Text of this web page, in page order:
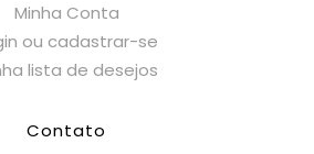
Minha Conta
ou cadastrar-se
lista de desejos
Contato